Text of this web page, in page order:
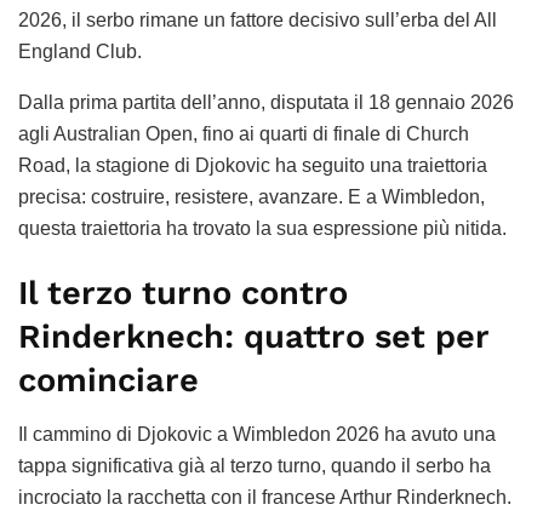
2026, il serbo rimane un fattore decisivo sull’erba del All
England Club.
Dalla prima partita dell’anno, disputata il 18 gennaio 2026
agli Australian Open, fino ai quarti di finale di Church
Road, la stagione di Djokovic ha seguito una traiettoria
precisa: costruire, resistere, avanzare. E a Wimbledon,
questa traiettoria ha trovato la sua espressione più nitida.
Il terzo turno contro
Rinderknech: quattro set per
cominciare
Il cammino di Djokovic a Wimbledon 2026 ha avuto una
tappa significativa già al terzo turno, quando il serbo ha
incrociato la racchetta con il francese Arthur Rinderknech.